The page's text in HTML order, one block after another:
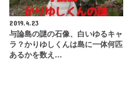
2019.4.23
与論島の謎の石像、白いゆるキャ
ラ？かりゆしくんは島に一体何匹
あるかを数え…